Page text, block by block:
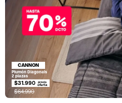
CANNON
Plumón Diagonals
2 plazas
$31.990
$64.990